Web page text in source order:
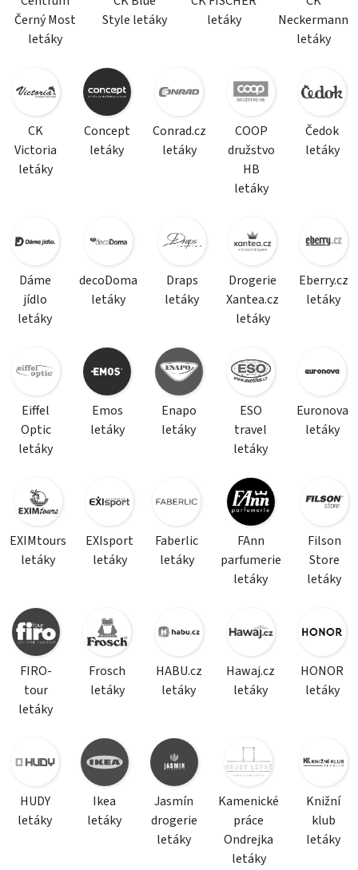
Černý Most
letáky
Style letáky
letáky
Neckermann
letáky
CK
Victoria
letáky
Concept
letáky
Conrad.cz
letáky
COOP
družstvo
HB
letáky
Čedok
letáky
Dáme
jídlo
letáky
decoDoma
letáky
Draps
letáky
Drogerie
Xantea.cz
letáky
Eberry.cz
letáky
Eiffel
Optic
letáky
Emos
letáky
Enapo
letáky
ESO
travel
letáky
Euronova
letáky
EXIMtours
letáky
EXIsport
letáky
Faberlic
letáky
FAnn
parfumerie
letáky
Filson
Store
letáky
FIRO-
tour
letáky
Frosch
letáky
HABU.cz
letáky
Hawaj.cz
letáky
HONOR
letáky
HUDY
letáky
Ikea
letáky
Jasmín
drogerie
letáky
Kamenické
práce
Ondrejka
letáky
Knižní
klub
letáky